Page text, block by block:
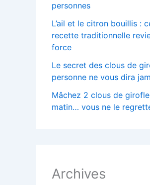
personnes
L’ail et le citron bouillis :
recette traditionnelle
force
Le secret des clous de
personne ne vous dira
Mâchez 2 clous de
matin… vous ne le
Archives